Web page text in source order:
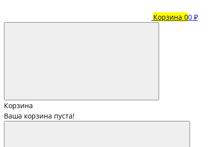
Корзина 00 ₽
Корзина
Ваша корзина пуста!